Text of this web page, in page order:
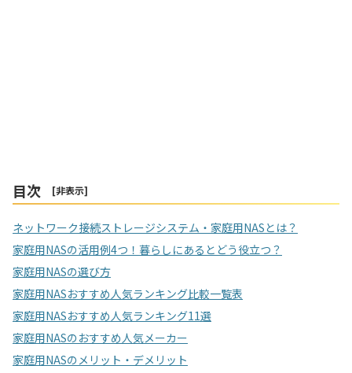
目次 [非表示]
ネットワーク接続ストレージシステム・家庭用NASとは？
家庭用NASの活用例4つ！暮らしにあるとどう役立つ？
家庭用NASの選び方
家庭用NASおすすめ人気ランキング比較一覧表
家庭用NASおすすめ人気ランキング11選
家庭用NASのおすすめ人気メーカー
家庭用NASのメリット・デメリット